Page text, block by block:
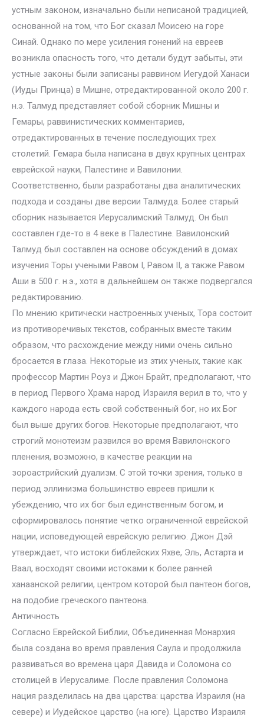
устным законом, изначально были неписаной традицией,
основанной на том, что Бог сказал Моисею на горе
Синай. Однако по мере усиления гонений на евреев
возникла опасность того, что детали будут забыты, эти
устные законы были записаны раввином Иегудой Ханаси
(Иуды Принца) в Мишне, отредактированной около 200 г.
н.э. Талмуд представляет собой сборник Мишны и
Гемары, раввинистических комментариев,
отредактированных в течение последующих трех
столетий. Гемара была написана в двух крупных центрах
еврейской науки, Палестине и Вавилонии.
Соответственно, были разработаны два аналитических
подхода и созданы две версии Талмуда. Более старый
сборник называется Иерусалимский Талмуд. Он был
составлен где-то в 4 веке в Палестине. Вавилонский
Талмуд был составлен на основе обсуждений в домах
изучения Торы учеными Равом I, Равом II, а также Равом
Аши в 500 г. н.э., хотя в дальнейшем он также подвергался
редактированию.
По мнению критически настроенных ученых, Тора состоит
из противоречивых текстов, собранных вместе таким
образом, что расхождение между ними очень сильно
бросается в глаза. Некоторые из этих ученых, такие как
профессор Мартин Роуз и Джон Брайт, предполагают, что
в период Первого Храма народ Израиля верил в то, что у
каждого народа есть свой собственный бог, но их Бог
был выше других богов. Некоторые предполагают, что
строгий монотеизм развился во время Вавилонского
пленения, возможно, в качестве реакции на
зороастрийский дуализм. С этой точки зрения, только в
период эллинизма большинство евреев пришли к
убеждению, что их бог был единственным богом, и
сформировалось понятие четко ограниченной еврейской
нации, исповедующей еврейскую религию. Джон Дэй
утверждает, что истоки библейских Яхве, Эль, Астарта и
Ваал, восходят своими истоками к более ранней
ханаанской религии, центром которой был пантеон богов,
на подобие греческого пантеона.
Античность
Согласно Еврейской Библии, Объединенная Монархия
была создана во время правления Саула и продолжила
развиваться во времена царя Давида и Соломона со
столицей в Иерусалиме. После правления Соломона
нация разделилась на два царства: царства Израиля (на
севере) и Иудейское царство (на юге). Царство Израиля